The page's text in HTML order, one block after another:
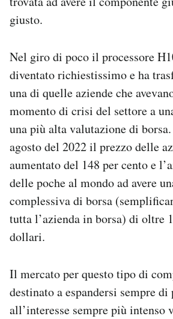
giusto.
Nel giro di poco il processore
diventato richiestissimo e ha
una di quelle aziende che
momento di crisi del settore a
una più alta valutazione di
agosto del 2022 il prezzo delle
aumentato del 148 per cento e
delle poche al mondo ad avere
complessiva di borsa
tutta l’azienda in borsa) di oltre
dollari.
Il mercato per questo tipo di
destinato a espandersi sempre
all’interesse sempre più intenso